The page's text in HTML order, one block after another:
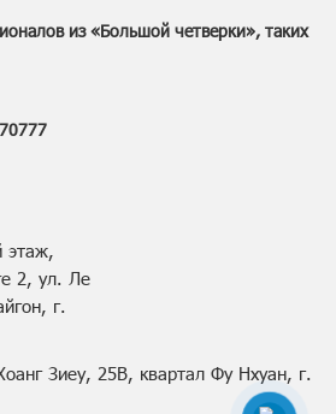
из «Большой четверки», таких
этаж,
2, ул. Ле
г.
Зиеу, 25B, квартал Фу Нхуан, г.